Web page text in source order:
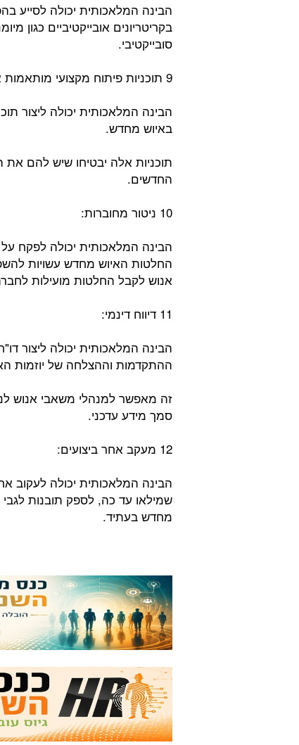
הבינה המלאכותית יכולה לסייע
בקריטריונים אובייקטיביים כגון
סובייקטיבי.
9 תוכניות פיתוח מקצועי מותאמות אישית:
הבינה המלאכותית יכולה ליצור
באיוש מחדש.
תוכניות אלה יבטיחו שיש להם
החדשים.
10 ניטור מחוברות:
הבינה המלאכותית יכולה לפקח
החלטות האיוש מחדש עשויות
אנוש לקבל החלטות מועילות
11 דיווח דינמי:
הבינה המלאכותית יכולה ליצור
ההתקדמות וההצלחה של יוזמות
זה מאפשר למנהלי משאבי אנוש
סמך מידע עדכני.
12 מעקב אחר ביצועים:
הבינה המלאכותית יכולה לעקוב
שמילאו עד כה, לספק תובנות
מחדש בעתיד.